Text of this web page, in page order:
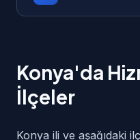
Konya'da
İlçeler
Konya ili ve aşağıdaki